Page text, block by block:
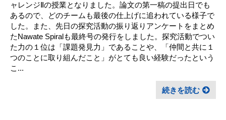
ャレンジⅡの授業となりました。論文の第一稿の提出日でも
あるので、どのチームも最後の仕上げに追われている様子で
した。また、先日の探究活動の振り返りアンケートをまとめ
たNawate Spiralも最終号の発行をしました。探究活動でつい
た力の１位は「課題発見力」であることや、「仲間と共に１
つのことに取り組んだこと」がとても良い経験だったという
こ...
続きを読む